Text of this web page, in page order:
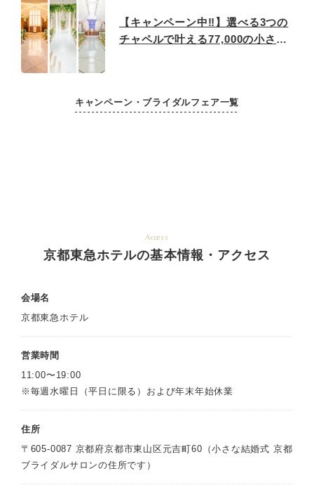
【キャンペーン中‼】選べる3つの
チャペルで叶える77,000の小さな
キャンペーン・ブライダルフェア一覧
Access
京都東急ホテルの基本情報・アクセス
会場名
京都東急ホテル
営業時間
11:00〜19:00
※毎週水曜日（平日に限る）および年末年始休業
住所
〒605-0087 京都府京都市東山区元吉町60（小さな結婚式 京都
ブライダルサロンの住所です）